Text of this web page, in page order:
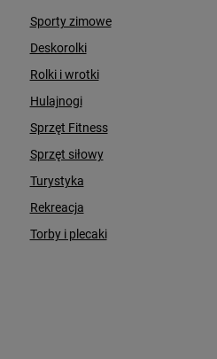
Sporty zimowe
Deskorolki
Rolki i wrotki
Hulajnogi
Sprzęt Fitness
Sprzęt siłowy
Turystyka
Rekreacja
Torby i plecaki